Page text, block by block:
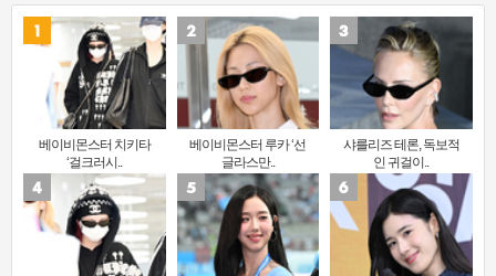
베이비몬스터 치키타
‘걸크러시..
베이비몬스터 루카 ‘선
글라스만..
샤를리즈 테론, 독보적
인 귀걸이..